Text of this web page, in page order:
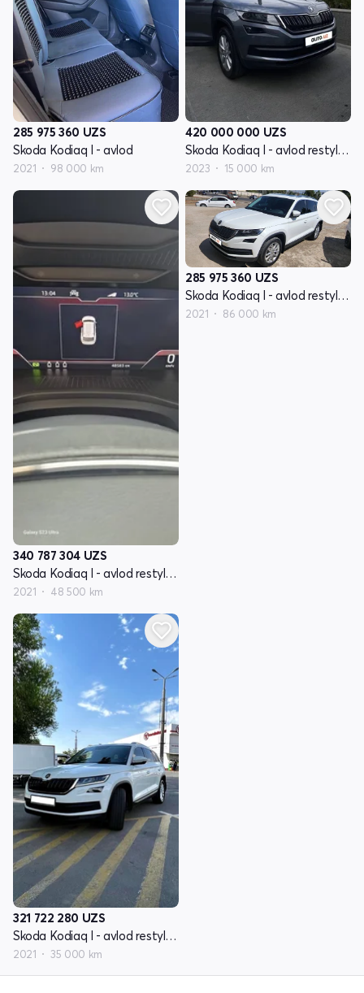
285 975 360 UZS
Skoda Kodiaq I - avlod
2021 98 000 km
420 000 000 UZS
Skoda Kodiaq I - avlod restyling
2023 15 000 km
340 787 304 UZS
Skoda Kodiaq I - avlod restyling
2021 48 500 km
285 975 360 UZS
Skoda Kodiaq I - avlod restyling
2021 86 000 km
321 722 280 UZS
Skoda Kodiaq I - avlod restyling
2021 35 000 km